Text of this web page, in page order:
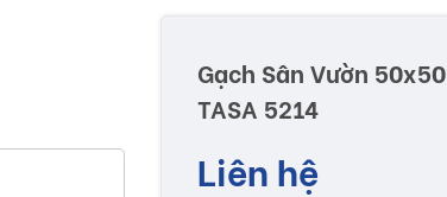
Gạch Sân Vườn 50x50
TASA 5214
Liên hệ